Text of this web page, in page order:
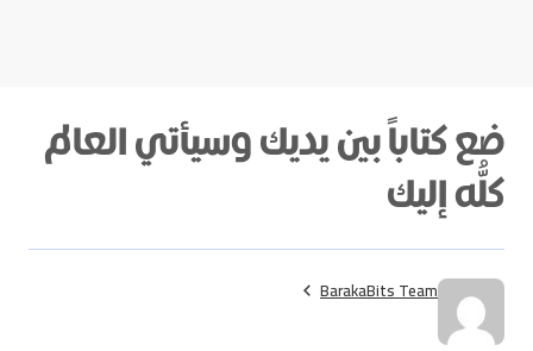
ضع كتاباً بين يديك وسيأتي العالم
كلُّه إليك
BarakaBits Team